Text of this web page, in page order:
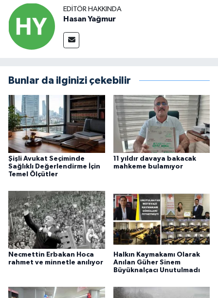
EDITÖR HAKKINDA
Hasan Yağmur
Bunlar da ilginizi çekebilir
Şişli Avukat Seçiminde
Sağlıklı Değerlendirme İçin
Temel Ölçütler
11 yıldır davaya bakacak
mahkeme bulamıyor
Necmettin Erbakan Hoca
rahmet ve minnetle anılıyor
Halkın Kaymakamı Olarak
Anılan Güher Sinem
Büyüknalçacı Unutulmadı